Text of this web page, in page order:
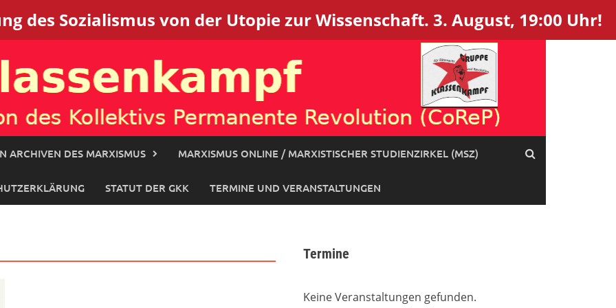
des Sozialismus von der Utopie zur Wissenschaft. 3. August, 19:00 Uhr!
ARCHIVEN DES MARXISMUS MARXISMUS ONLINE / MARXISTISCHER STUDIENZIRKEL (MSZ)
STATUT DER GKK TERMINE UND VERANSTALTUNGEN
Termine
Keine Veranstaltungen gefunden.